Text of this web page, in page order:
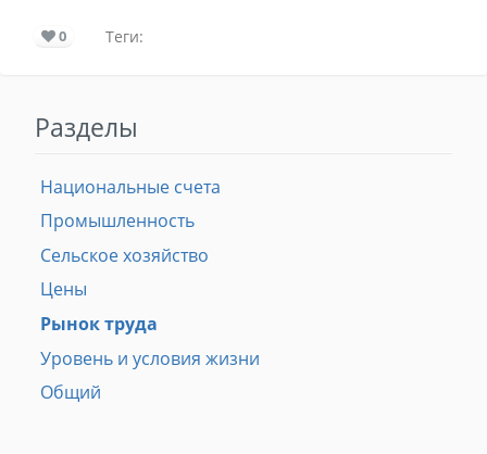
0 Теги:
Разделы
Национальные счета
Промышленность
Сельское хозяйство
Цены
Рынок труда
Уровень и условия жизни
Общий